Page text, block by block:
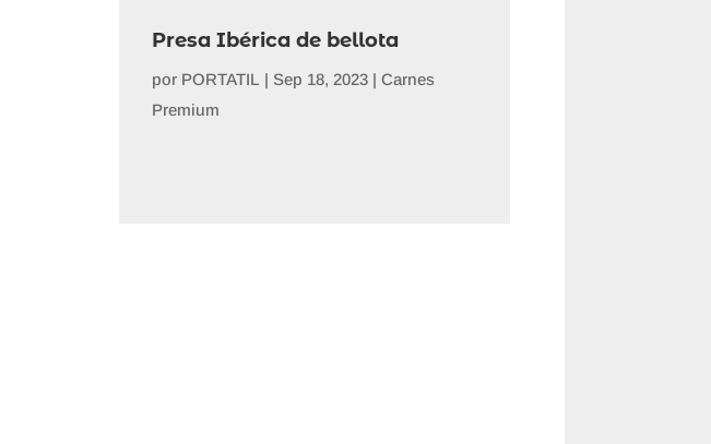
Presa Ibérica de bellota
por PORTATIL | Sep 18, 2023| Carnes
Premium